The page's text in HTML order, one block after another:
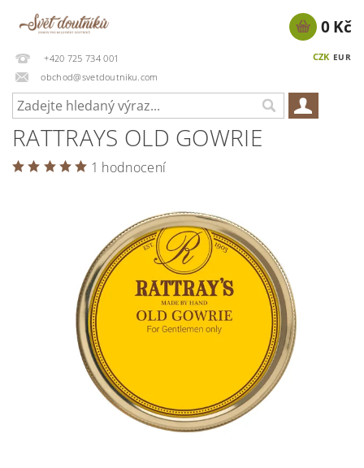
+420 725 734 001
obchod@svetdoutniku.com
CZK EUR
0 Kč
RATTRAYS OLD GOWRIE
1 hodnocení